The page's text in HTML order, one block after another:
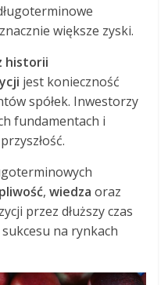
większe zyski.
historii
jest konieczność
spółek. Inwestorzy
fundamentach i
,wiedza oraz
przez dłuższy czas
na rynkach